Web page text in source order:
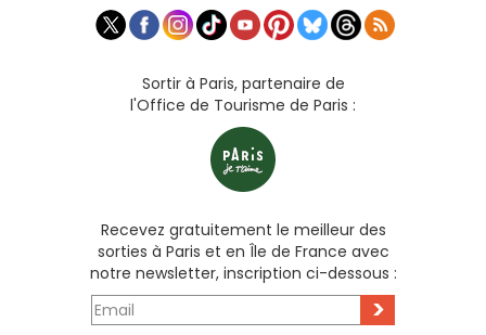
Sortir à Paris, partenaire de
l'Office de Tourisme de Paris :
Recevez gratuitement le meilleur des
sorties à Paris et en Île de France avec
notre newsletter, inscription ci-dessous :
>